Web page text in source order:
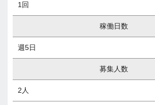
1回
稼働日数
週5日
募集人数
2人